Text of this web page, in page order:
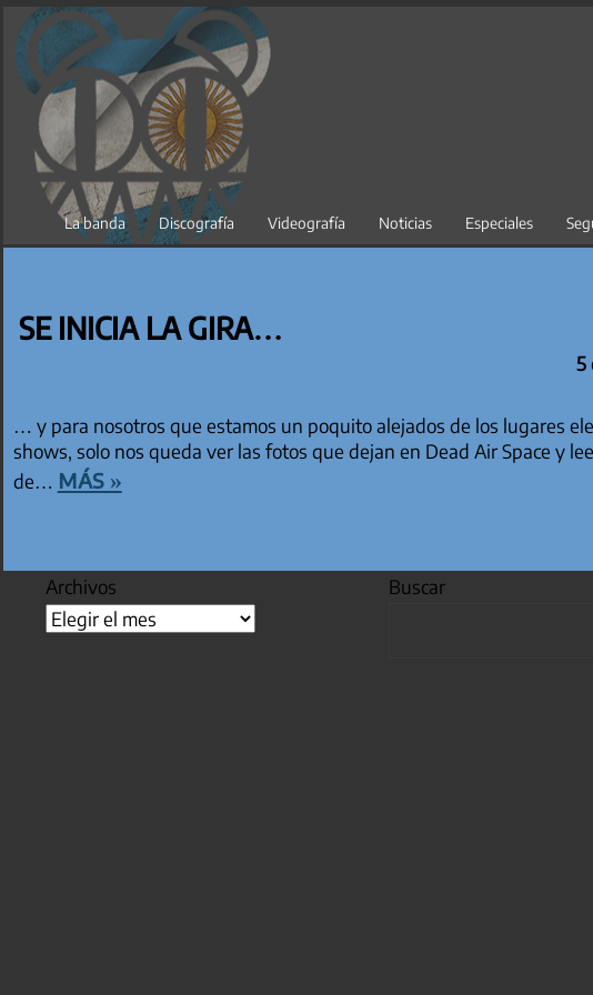
Saltar
contenido
La banda Discografía Videografía Noticias Especiales
SE INICIA LA GIRA…
5
… y para nosotros que estamos un poquito alejados de los lugares
shows, solo nos queda ver las fotos que dejan en Dead Air Space y
de… más »
Archivos Buscar